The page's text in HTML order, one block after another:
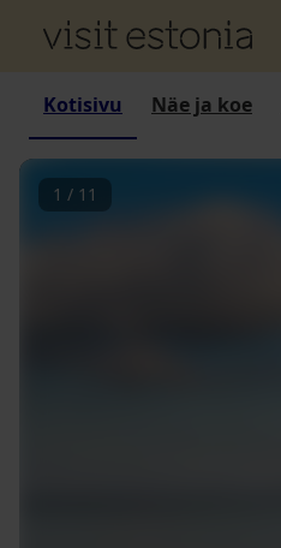
Kotisivu Näe ja koe
1 / 11